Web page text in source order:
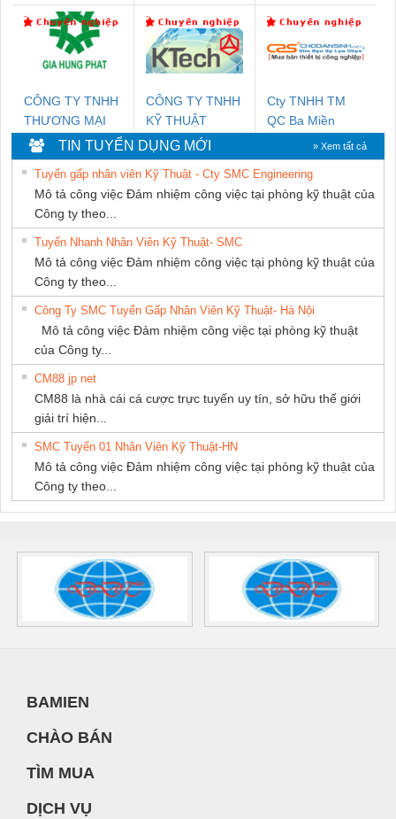
HƯNG
NAM
CÔNG TY TNHH
THƯƠNG MẠI
DỊCH VỤ KỸ
THUẬT ĐIỆN CƠ
GIA HƯNG PHÁT
CÔNG TY TNHH
KỸ THUẬT
KTECH VIỆT
NAM
Cty TNHH TM
QC Ba Miền
TIN TUYỂN DỤNG MỚI » Xem tất cả
Tuyển gấp nhân viên Kỹ Thuật - Cty SMC Engineering
Mô tả công việc Đảm nhiệm công việc tại phòng kỹ thuật của
Công ty theo...
Tuyển Nhanh Nhân Viên Kỹ Thuật- SMC
Mô tả công việc Đảm nhiệm công việc tại phòng kỹ thuật của
Công ty theo...
Công Ty SMC Tuyển Gấp Nhân Viên Kỹ Thuật- Hà Nội
Mô tả công việc Đảm nhiệm công việc tại phòng kỹ thuật
của Công ty...
CM88 jp net
CM88 là nhà cái cá cược trực tuyến uy tín, sở hữu thế giới
giải trí hiện...
SMC Tuyển 01 Nhân Viên Kỹ Thuật-HN
Mô tả công việc Đảm nhiệm công việc tại phòng kỹ thuật của
Công ty theo...
BAMIEN
CHÀO BÁN
TÌM MUA
DỊCH VỤ